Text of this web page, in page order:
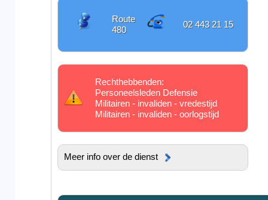
Route
480
02 443 21 15
Rechthebbenden:
Personeelsleden Defensie
Militairen - invaliden - vredestijd
Militairen - invaliden - oorlogstijd
Meer info over de dienst